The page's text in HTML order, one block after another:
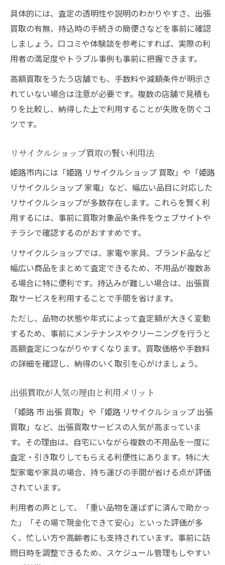
家計管理を支える姫路市買取の最新動向
買取活用で家計を上手に節約する方法
顧客優遇と高価買取の両立事例紹介
出張買取サービスで得する家計管理術
リサイクルと買取で実現する節約生活
買取口コミ情報を家計改善に活かすコツ
具体的には、査定の透明性や説明のわかりやすさ、出張
買取の有無、持込時の手続きの簡便さなどを事前に確認
しましょう。口コミや体験談を参考にすれば、実際の利
用者の満足度やトラブル事例も事前に把握できます。
高額買取をうたう店舗でも、手数料や減額条件が明示さ
れていない場合は注意が必要です。複数の店舗で見積も
りを比較し、納得した上で利用することが失敗を防ぐコ
ツです。
リサイクルショップ買取の賢い利用法
姫路市内には「姫路 リサイクルショップ 買取」や「姫路
リサイクルショップ 家電」など、幅広い品目に対応した
リサイクルショップが多数存在します。これらを賢く利
用するには、事前に買取対象品や条件をウェブサイトや
チラシで確認するのがおすすめです。
リサイクルショップでは、家電や家具、ブランド品など
幅広い商品をまとめて査定できるため、不用品が複数あ
る場合に特に便利です。持込みが難しい場合は、出張買
取サービスを利用することで手間を省けます。
ただし、品物の状態や年式によって査定額が大きく変動
するため、事前にメンテナンスやクリーニングを行うと
高額査定につながりやすくなります。買取価格や手数料
の詳細を確認し、納得のいく取引を心がけましょう。
出張買取が人気の理由と利用メリット
「姫路 市 出張 買取」や「姫路 リサイクルショップ 出張
買取」など、出張買取サービスの人気が高まっていま
す。その理由は、自宅にいながら複数の不用品を一度に
査定・引き取りしてもらえる利便性にあります。特に大
型家電や家具の場合、持ち運びの手間が省ける点が評価
されています。
利用者の声として、「重い品物を運ばずに済んで助かっ
た」「その場で現金化できて安心」といった評価が多
く、忙しい方や高齢者にも支持されています。事前に訪
問日時を調整できるため、スケジュール管理もしやすい